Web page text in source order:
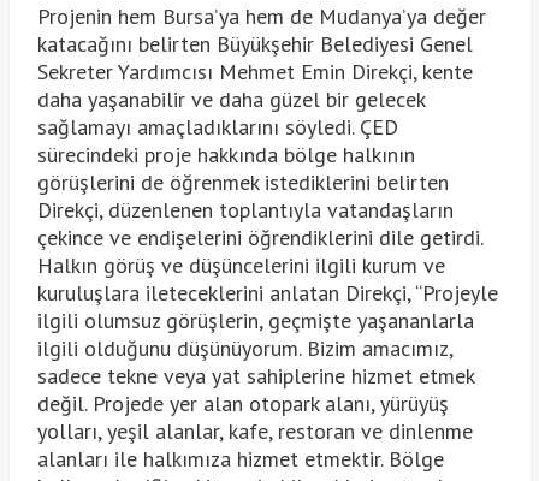
Projenin hem Bursa’ya hem de Mudanya’ya değer
katacağını belirten Büyükşehir Belediyesi Genel
Sekreter Yardımcısı Mehmet Emin Direkçi, kente
daha yaşanabilir ve daha güzel bir gelecek
sağlamayı amaçladıklarını söyledi. ÇED
sürecindeki proje hakkında bölge halkının
görüşlerini de öğrenmek istediklerini belirten
Direkçi, düzenlenen toplantıyla vatandaşların
çekince ve endişelerini öğrendiklerini dile getirdi.
Halkın görüş ve düşüncelerini ilgili kurum ve
kuruluşlara ileteceklerini anlatan Direkçi, “Projeyle
ilgili olumsuz görüşlerin, geçmişte yaşananlarla
ilgili olduğunu düşünüyorum. Bizim amacımız,
sadece tekne veya yat sahiplerine hizmet etmek
değil. Projede yer alan otopark alanı, yürüyüş
yolları, yeşil alanlar, kafe, restoran ve dinlenme
alanları ile halkımıza hizmet etmektir. Bölge